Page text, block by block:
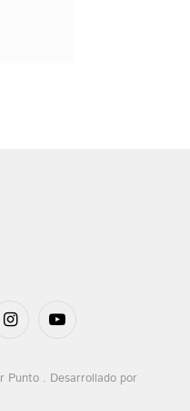
InstagramYouTube
Punto . Desarrollado por